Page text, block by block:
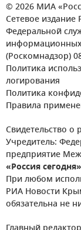
© 2026 МИА
Сетевое издание
Федеральной
(Роскомнадзор)
Политика
логирования
Политика
Правила
Свидетельство о
Учредитель:
предприятие
«Россия сегодня»
При любом
РИА Новости
обязательна не